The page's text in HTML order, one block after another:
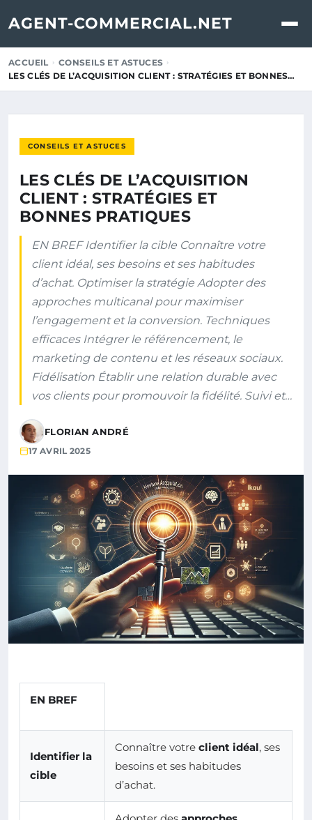
AGENT-COMMERCIAL.NET
ACCUEIL
CONSEILS ET ASTUCES
LES CLÉS DE L’ACQUISITION CLIENT : STRATÉGIES ET BONNES…
CONSEILS ET ASTUCES
LES CLÉS DE L’ACQUISITION
CLIENT : STRATÉGIES ET
BONNES PRATIQUES
EN BREF Identifier la cible Connaître votre
client idéal, ses besoins et ses habitudes
d’achat. Optimiser la stratégie Adopter des
approches multicanal pour maximiser
l’engagement et la conversion. Techniques
efficaces Intégrer le référencement, le
marketing de contenu et les réseaux sociaux.
Fidélisation Établir une relation durable avec
vos clients pour promouvoir la fidélité. Suivi et…
FLORIAN ANDRÉ
17 AVRIL 2025
EN BREF
Identifier la
cible
Connaître votre client idéal, ses
besoins et ses habitudes
d’achat.